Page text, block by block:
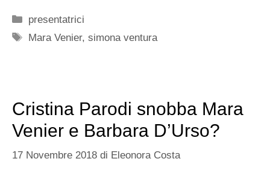
Categorie
presentatrici
Tag
Mara Venier,simona ventura
Cristina Parodi snobba Mara
Venier e Barbara D’Urso?
17 Novembre 2018 di Eleonora Costa